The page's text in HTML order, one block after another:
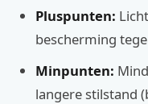
Pluspunten:
bescherming
Minpunten:
langere stilstand